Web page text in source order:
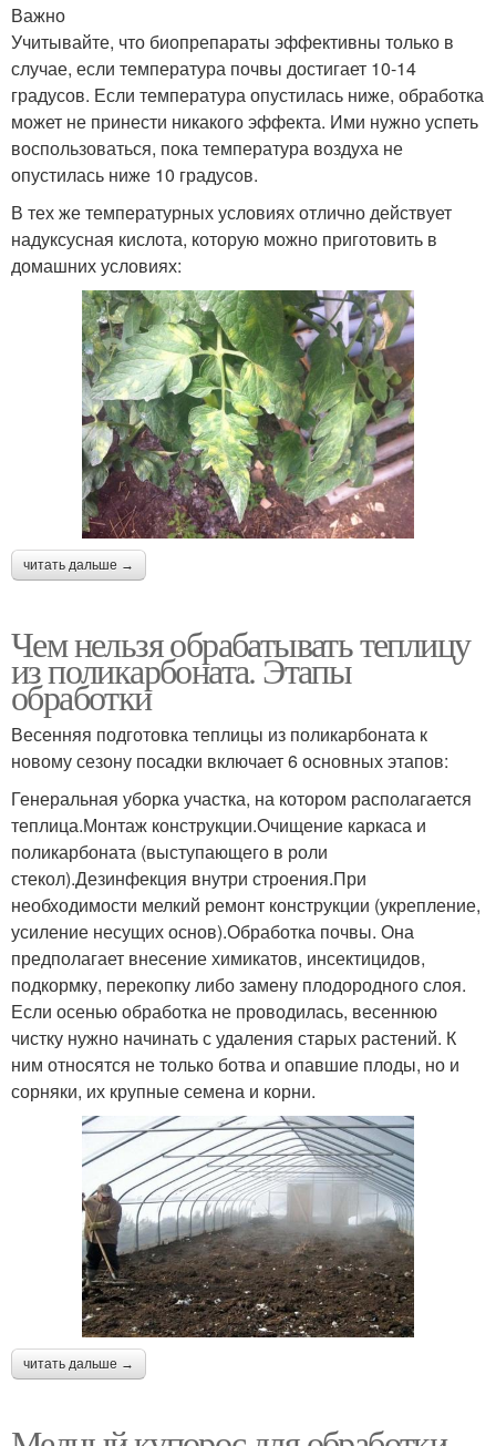
Важно
Учитывайте, что биопрепараты эффективны только в
случае, если температура почвы достигает 10-14
градусов. Если температура опустилась ниже, обработка
может не принести никакого эффекта. Ими нужно успеть
воспользоваться, пока температура воздуха не
опустилась ниже 10 градусов.
В тех же температурных условиях отлично действует
надуксусная кислота, которую можно приготовить в
домашних условиях:
читать дальше →
Чем нельзя обрабатывать теплицу
из поликарбоната. Этапы
обработки
Весенняя подготовка теплицы из поликарбоната к
новому сезону посадки включает 6 основных этапов:
Генеральная уборка участка, на котором располагается
теплица.Монтаж конструкции.Очищение каркаса и
поликарбоната (выступающего в роли
стекол).Дезинфекция внутри строения.При
необходимости мелкий ремонт конструкции (укрепление,
усиление несущих основ).Обработка почвы. Она
предполагает внесение химикатов, инсектицидов,
подкормку, перекопку либо замену плодородного слоя.
Если осенью обработка не проводилась, весеннюю
чистку нужно начинать с удаления старых растений. К
ним относятся не только ботва и опавшие плоды, но и
сорняки, их крупные семена и корни.
читать дальше →